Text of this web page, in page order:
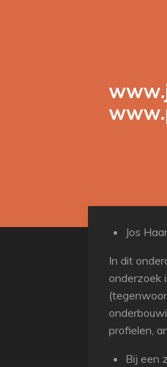
Jos
In dit
onderzoek
profielen,
Bij een